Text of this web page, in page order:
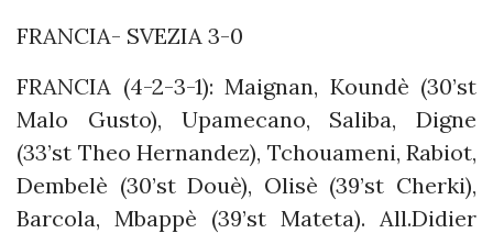
FRANCIA- SVEZIA 3-0
FRANCIA (4-2-3-1): Maignan, Koundè (30’st
Malo Gusto), Upamecano, Saliba, Digne
(33’st Theo Hernandez), Tchouameni, Rabiot,
Dembelè (30’st Douè), Olisè (39’st Cherki),
Barcola, Mbappè (39’st Mateta). All.Didier